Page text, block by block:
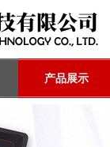
产品展示